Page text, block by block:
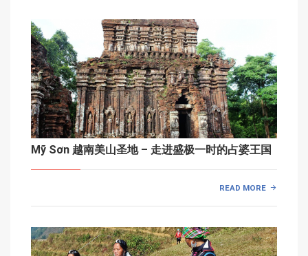
Mỹ Sơn 越南美山圣地 – 走进盛极一时的占婆王国
READ MORE